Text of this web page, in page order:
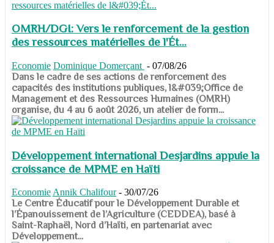
OMRH/DGI: Vers le renforcement de la gestion
des ressources matérielles de l'Ét...
Economie Dominique Domerçant - 07/08/26
Dans le cadre de ses actions de renforcement des
capacités des institutions publiques, l&#039;Office de
Management et des Ressources Humaines (OMRH)
organise, du 4 au 6 août 2026, un atelier de form...
Développement international Desjardins appuie la
croissance de MPME en Haïti
Economie Annik Chalifour - 30/07/26
​​​​​​​Le Centre Éducatif pour le Développement Durable et
l’Épanouissement de l’Agriculture (CEDDEA), basé à
Saint-Raphaël, Nord d’Haïti, en partenariat avec
Développement...